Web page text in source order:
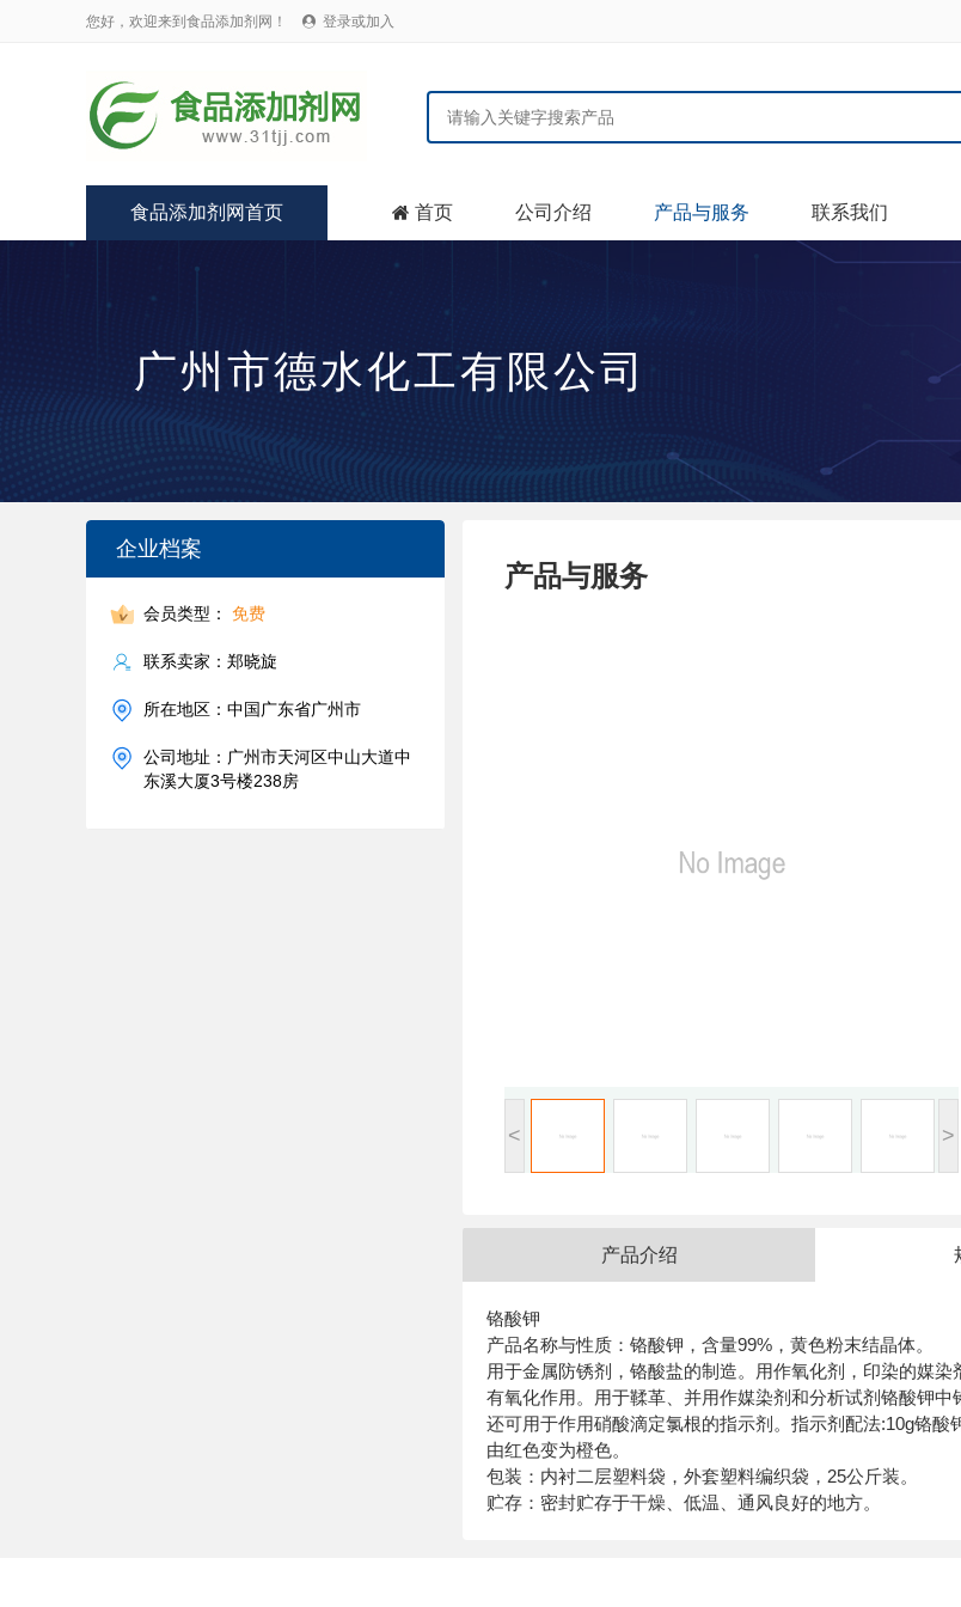
您好，欢迎来到食品添加剂网！  登录或加入
食品添加剂网首页  首页 公司介绍 产品与服务 联系我们
广州市德水化工有限公司
企业档案
会员类型： 免费
联系卖家：郑晓旋
所在地区：中国广东省广州市
公司地址：广州市天河区中山大道中
东溪大厦3号楼238房
产品与服务
< >
产品介绍
铬酸钾
产品名称与性质：铬酸钾，含量99%，黄色粉末结晶体。
用于金属防锈剂，铬酸盐的制造。用作氧化剂，印染的媒染
有氧化作用。用于鞣革、并用作媒染剂和分析试剂铬酸钾中
还可用于作用硝酸滴定氯根的指示剂。指示剂配法:10g铬
由红色变为橙色。
包装：内衬二层塑料袋，外套塑料编织袋，25公斤装。
贮存： 密封贮存于干燥、低温、通风良好的地方。